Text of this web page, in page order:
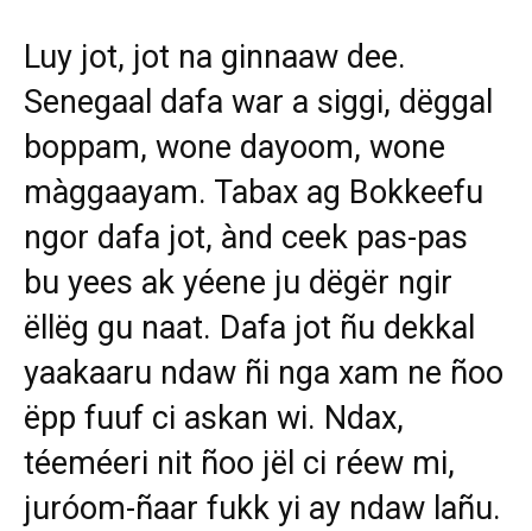
Luy jot, jot na ginnaaw dee.
Senegaal dafa war a siggi, dëggal
boppam, wone dayoom, wone
màggaayam. Tabax ag Bokkeefu
ngor dafa jot, ànd ceek pas-pas
bu yees ak yéene ju dëgër ngir
ëllëg gu naat. Dafa jot ñu dekkal
yaakaaru ndaw ñi nga xam ne ñoo
ëpp fuuf ci askan wi. Ndax,
téeméeri nit ñoo jël ci réew mi,
juróom-ñaar fukk yi ay ndaw lañu.